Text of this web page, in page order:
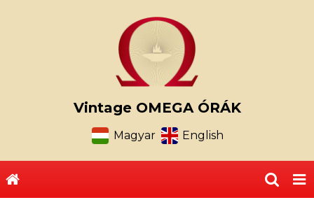
Vintage OMEGA ÓRÁK
Magyar English